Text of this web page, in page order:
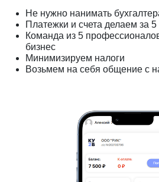
Не нужно нанимать
Платежки и счета делаем за
Команда из 5
бизнес
Минимизируем налоги
Возьмем на себя общение с